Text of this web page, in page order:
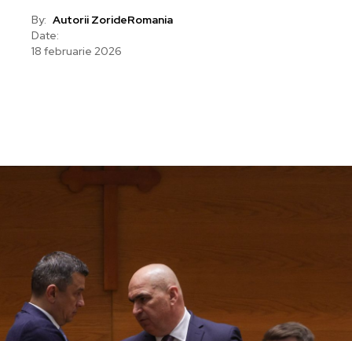
By: Autorii ZorideRomania
Date:
18 februarie 2026